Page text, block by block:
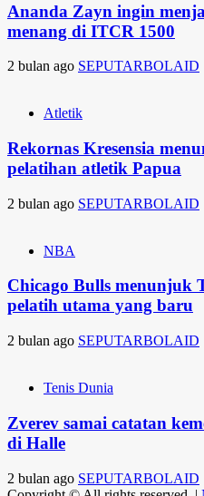
Ananda Zayn ingin
menang di ITCR 1500
2 bulan ago SEPUTARBOLAID
Atletik
Rekornas Kresensia
pelatihan atletik Papua
2 bulan ago SEPUTARBOLAID
NBA
Chicago Bulls menunjuk
pelatih utama yang baru
2 bulan ago SEPUTARBOLAID
Tenis Dunia
Zverev samai catatan
di Halle
2 bulan ago SEPUTARBOLAID